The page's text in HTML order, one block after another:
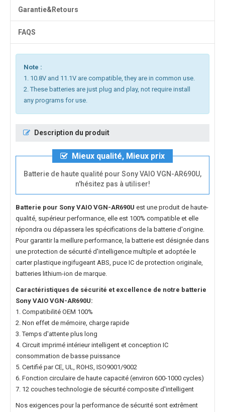
Garantie&Retours
FAQS
Note :
1. 10.8V and 11.1V are compatible, they are in common use.
2. These batteries are just plug and play, not require install
any programs for use.
Description du produit
Mieux qualité, Mieux prix
Batterie de haute qualité pour Sony VAIO VGN-AR690U,
n'hésitez pas à utiliser!
Batterie pour Sony VAIO VGN-AR690U est une produit de haute-
qualité, supérieur performance, elle est 100% compatible et elle
répondra ou dépassera les spécifications de la batterie d'origine.
Pour garantir la meillure performance, la batterie est désignée dans
une protection de sécurité d'intelligence multiple et adoptée le
carter plastique ingifugeant ABS, puce IC de protection originale,
batteries lithium-ion de marque.
Caractéristiques de sécurité et excellence de notre batterie
Sony VAIO VGN-AR690U:
1. Compatibilité OEM 100%
2. Non effet de mémoire, charge rapide
3. Temps d'attente plus long
4. Circuit imprimé intérieur intelligent et conception IC
consommation de basse puissance
5. Certifié par CE, UL, ROHS, ISO9001/9002
6. Fonction circulaire de haute capacité (environ 600-1000 cycles)
7. 12 couches technologie de sécurité composite d'intelligent
Nos exigences pour la performance de sécurité sont extrêment